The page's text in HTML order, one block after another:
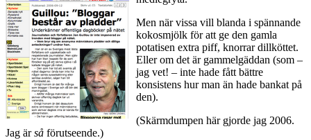
Men när vissa vill blanda i spännande
kokosmjölk för att ge den gamla
potatisen extra piff, knorrar dillköttet.
Eller om det är gammelgäddan (som –
jag vet! – inte hade fått bättre
konsistens hur man än hade bankat på
den).
(Skärmdumpen här gjorde jag 2006.
Jag ärså förutseende.)